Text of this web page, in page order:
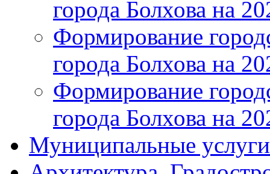
города Болхова на
Формирование
города Болхова на
Формирование
города Болхова на
Муниципальные услуги